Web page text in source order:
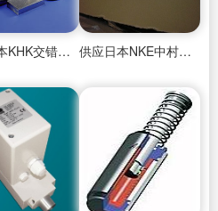
供应日本KHK交错轴斜齿轮 供应日本NKE中村滑动气缸